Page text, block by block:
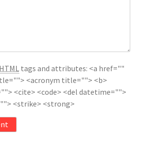
HTML tags and attributes: <a href=""
<acronym title=""> <b>
<cite> <code> <del datetime="">
<strike> <strong>